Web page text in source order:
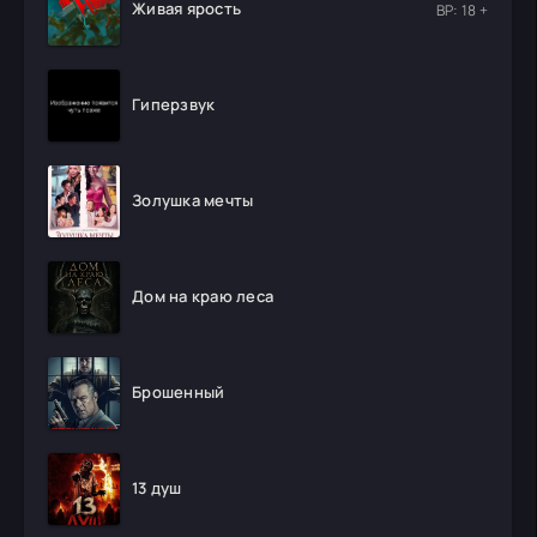
Живая ярость ВР: 18 +
Гиперзвук
Золушка мечты
Дом на краю леса
Брошенный
13 душ